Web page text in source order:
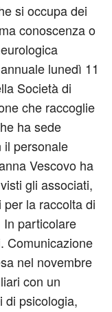
si occupa dei
conoscenza o
lunedì 11
Società di
che raccoglie
ha sede
il personale
Vescovo ha
gli associati,
la raccolta di
particolare
Comunicazione
nel novembre
con un
di psicologia,